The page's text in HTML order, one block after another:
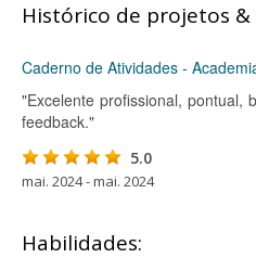
Histórico de projetos &
Caderno de Atividades -
"Excelente profissional, pontual,
feedback."
5.0
mai. 2024 - mai. 2024
Habilidades: